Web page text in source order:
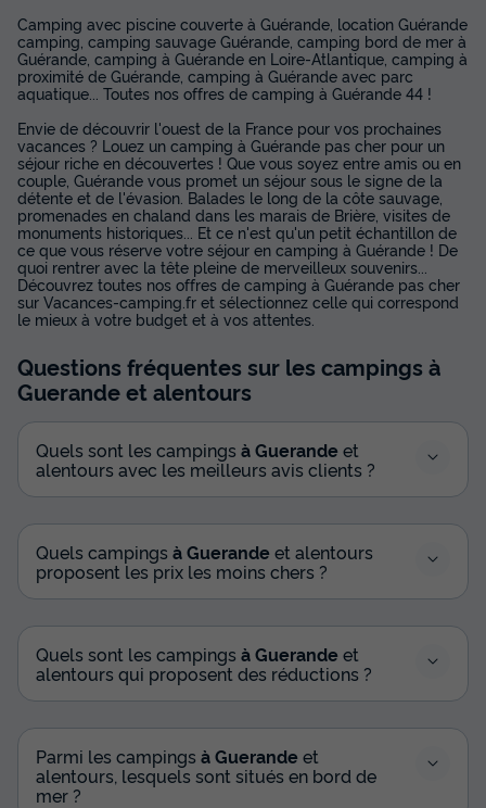
Camping avec piscine couverte à Guérande, location Guérande
camping, camping sauvage Guérande, camping bord de mer à
Guérande, camping à Guérande en Loire-Atlantique, camping à
proximité de Guérande, camping à Guérande avec parc
aquatique... Toutes nos offres de camping à Guérande 44 !
Envie de découvrir l'ouest de la France pour vos prochaines
vacances ? Louez un camping à Guérande pas cher pour un
séjour riche en découvertes ! Que vous soyez entre amis ou en
couple, Guérande vous promet un séjour sous le signe de la
détente et de l'évasion. Balades le long de la côte sauvage,
promenades en chaland dans les marais de Brière, visites de
monuments historiques... Et ce n'est qu'un petit échantillon de
ce que vous réserve votre séjour en camping à Guérande ! De
quoi rentrer avec la tête pleine de merveilleux souvenirs...
Découvrez toutes nos offres de camping à Guérande pas cher
sur Vacances-camping.fr et sélectionnez celle qui correspond
le mieux à votre budget et à vos attentes.
Questions fréquentes sur les campings à
Guerandeet alentours
Quels sont les campings à Guerande et
alentours avec les meilleurs avis clients ?
Quels campings à Guerande et alentours
proposent les prix les moins chers ?
Quels sont les campings à Guerande et
alentours qui proposent des réductions ?
Parmi les campings à Guerande et
alentours, lesquels sont situés en bord de
mer ?